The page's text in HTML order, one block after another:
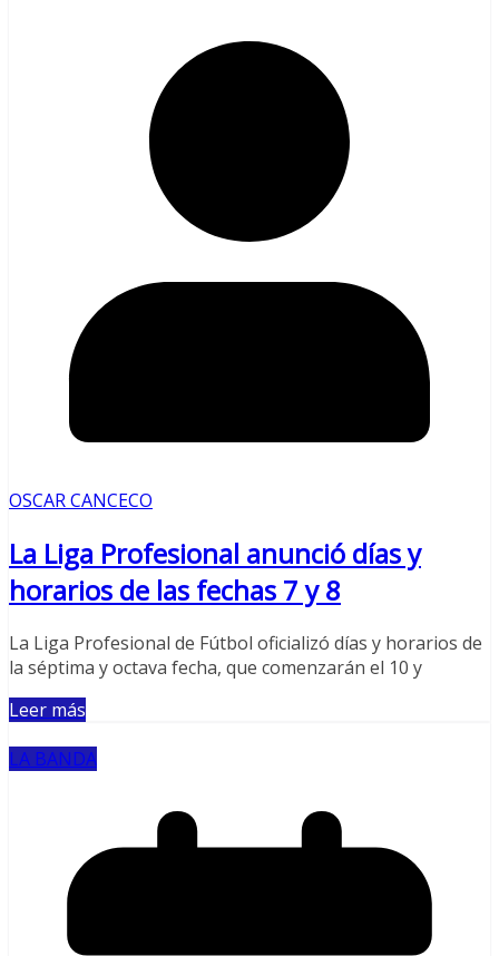
OSCAR CANCECO
La Liga Profesional anunció días y
horarios de las fechas 7 y 8
La Liga Profesional de Fútbol oficializó días y horarios de
la séptima y octava fecha, que comenzarán el 10 y
Leer más
LA BANDA